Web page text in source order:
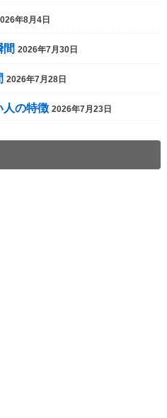
年8月4日
間 2026年7月30日
2026年7月28日
人の特徴 2026年7月23日